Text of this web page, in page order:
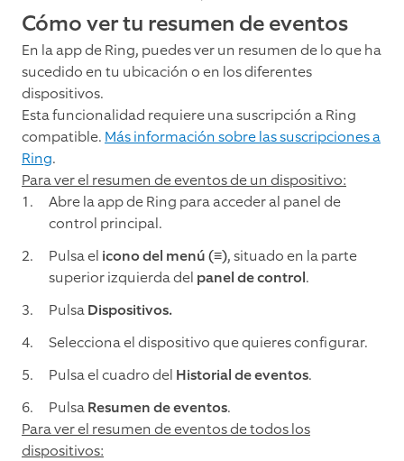
Cómo ver tu resumen de eventos
En la app de Ring, puedes ver un resumen de lo que ha
sucedido en tu ubicación o en los diferentes
dispositivos.
Esta funcionalidad requiere una suscripción a Ring
compatible. Más información sobre las suscripciones a
Ring.
Para ver el resumen de eventos de un dispositivo:
Abre la app de Ring para acceder al panel de
control principal.
Pulsa el icono del menú (≡), situado en la parte
superior izquierda del panel de control.
PulsaDispositivos.
Selecciona el dispositivo que quieres configurar.
Pulsa el cuadro del Historial de eventos.
PulsaResumen de eventos.
Para ver el resumen de eventos de todos los
dispositivos: